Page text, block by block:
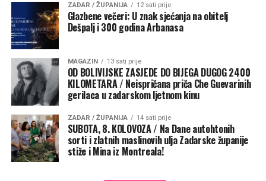
ZADAR / ŽUPANIJA 12 sati prije
Glazbene večeri: U znak sjećanja na obitelj
Dešpalj i 300 godina Arbanasa
MAGAZIN 13 sati prije
OD BOLIVIJSKE ZASJEDE DO BIJEGA DUGOG 2400
KILOMETARA / Neispričana priča Che Guevarinih
gerilaca u zadarskom ljetnom kinu
ZADAR / ŽUPANIJA 14 sati prije
SUBOTA, 8. KOLOVOZA / Na Dane autohtonih
sorti i zlatnih maslinovih ulja Zadarske županije
stiže i Mina iz Montreala!